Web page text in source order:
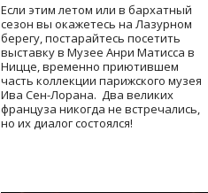
Если этим летом или в бархатный
сезон вы окажетесь на Лазурном
берегу, постарайтесь посетить
выставку в Музее Анри Матисса в
Ницце, временно приютившем
часть коллекции парижского музея
Ива Сен-Лорана. Два великих
француза никогда не встречались,
но их диалог состоялся!